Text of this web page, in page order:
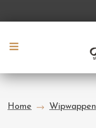
Home Wipwappen